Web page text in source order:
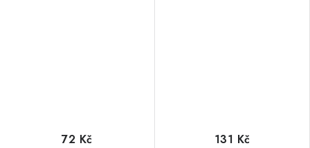
72 Kč 131 Kč